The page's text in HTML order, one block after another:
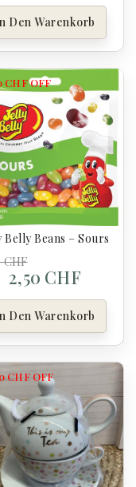
Den Warenkorb
-
Belly Beans – Sours 70 G
CHF
CHFOFF
2,50 CHF
Den Warenkorb
CHF OFF